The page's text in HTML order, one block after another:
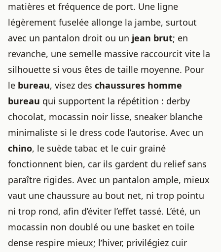
matières et fréquence de port. Une ligne
légèrement fuselée allonge la jambe, surtout
avec un pantalon droit ou un jean brut; en
revanche, une semelle massive raccourcit vite la
silhouette si vous êtes de taille moyenne. Pour
le bureau, visez des chaussures homme
bureau qui supportent la répétition : derby
chocolat, mocassin noir lisse, sneaker blanche
minimaliste si le dress code l’autorise. Avec un
chino, le suède tabac et le cuir grainé
fonctionnent bien, car ils gardent du relief sans
paraître rigides. Avec un pantalon ample, mieux
vaut une chaussure au bout net, ni trop pointu
ni trop rond, afin d’éviter l’effet tassé. L’été, un
mocassin non doublé ou une basket en toile
dense respire mieux; l’hiver, privilégiez cuir